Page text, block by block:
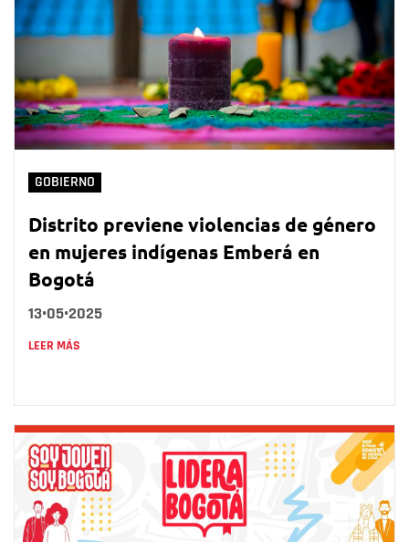
GOBIERNO
Distrito previene violencias de género
en mujeres indígenas Emberá en
Bogotá
13•05•2025
LEER MÁS